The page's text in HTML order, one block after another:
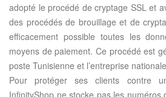
adopté le procédé de cryptage SSL et
des procédés de brouillage et de
efficacement possible toutes les
moyens de paiement. Ce procédé est
poste Tunisienne et l’entreprise
Pour protéger ses clients contre
InfinityShop ne stocke pas les